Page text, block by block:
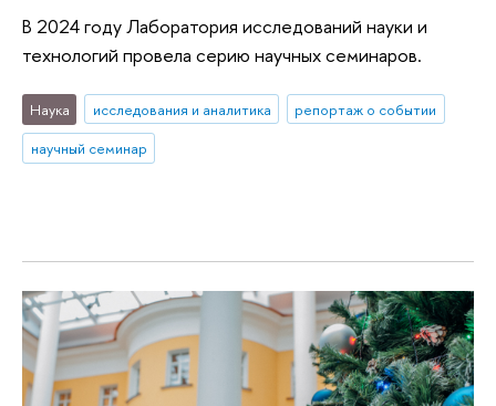
В 2024 году Лаборатория исследований науки и
технологий провела серию научных семинаров.
Наука исследования и аналитика
репортаж о событии
научный семинар